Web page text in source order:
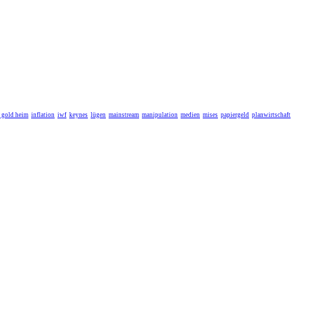
gold heim inflation iwf keynes lügen mainstream manipulation medien mises papiergeld planwirtschaft